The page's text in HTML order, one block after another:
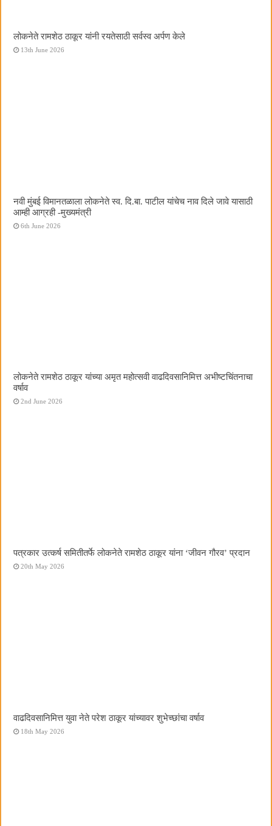
लोकनेते रामशेठ ठाकूर यांनी रयतेसाठी सर्वस्व अर्पण केले
13th June 2026
नवी मुंबई विमानतळाला लोकनेते स्व. दि.बा. पाटील यांचेच नाव दिले जावे यासाठी
आम्ही आग्रही -मुख्यमंत्री
6th June 2026
लोकनेते रामशेठ ठाकूर यांच्या अमृत महोत्सवी वाढदिवसानिमित्त अभीष्टचिंतनाचा
वर्षाव
2nd June 2026
पत्रकार उत्कर्ष समितीतर्फे लोकनेते रामशेठ ठाकूर यांना ‌‘जीवन गौरव‌’ प्रदान
20th May 2026
वाढदिवसानिमित्त युवा नेते परेश ठाकूर यांच्यावर शुभेच्छांचा वर्षाव
18th May 2026